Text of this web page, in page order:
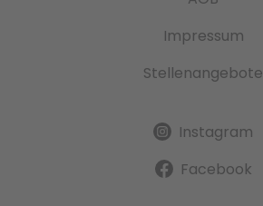
Impressum
Stellenangebote
Instagram
Facebook